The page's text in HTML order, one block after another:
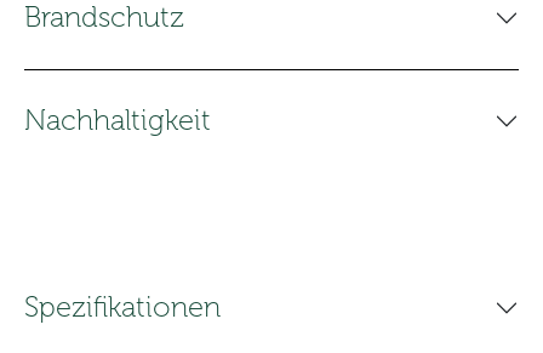
Brandschutz
Nachhaltigkeit
Spezifikationen